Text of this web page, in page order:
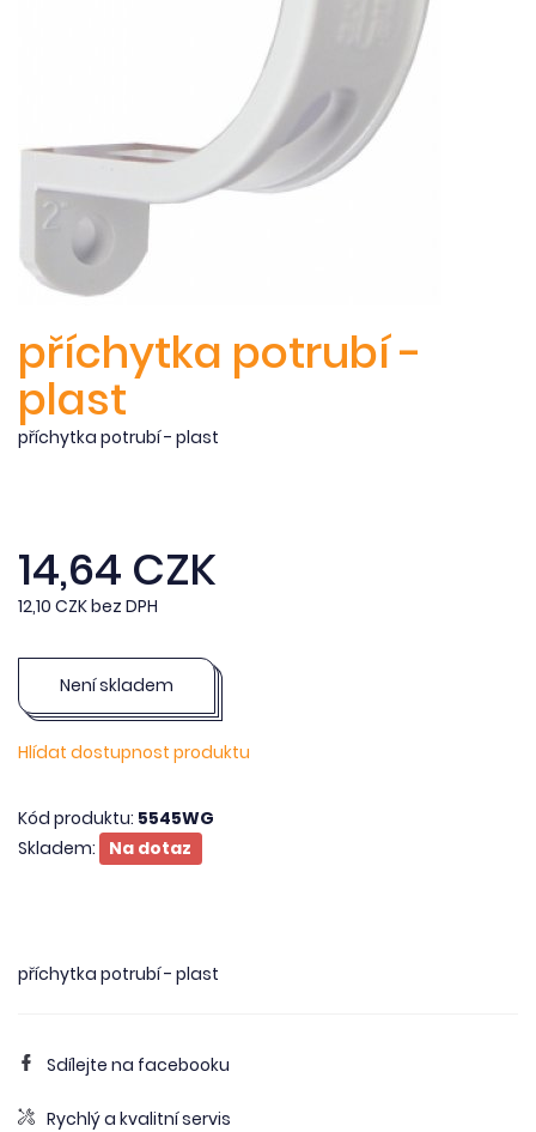
příchytka potrubí -
plast
příchytka potrubí - plast
14,64 CZK
12,10 CZK bez DPH
Není skladem
Hlídat dostupnost produktu
Kód produktu: 5545WG
Skladem:
Na dotaz
příchytka potrubí - plast
Sdílejte na facebooku
Rychlý a kvalitní servis